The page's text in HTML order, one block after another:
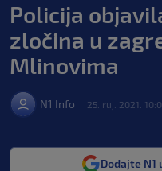
Policija
zločina u
Mlinovima
N1 Info 25. ruj. 2021.
Dodajte N1